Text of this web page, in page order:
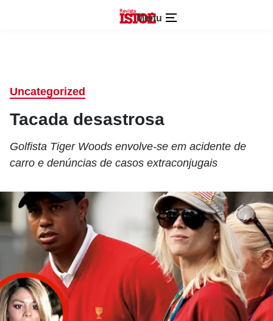
Menu
Uncategorized
Tacada desastrosa
Golfista Tiger Woods envolve-se em acidente de
carro e denúncias de casos extraconjugais